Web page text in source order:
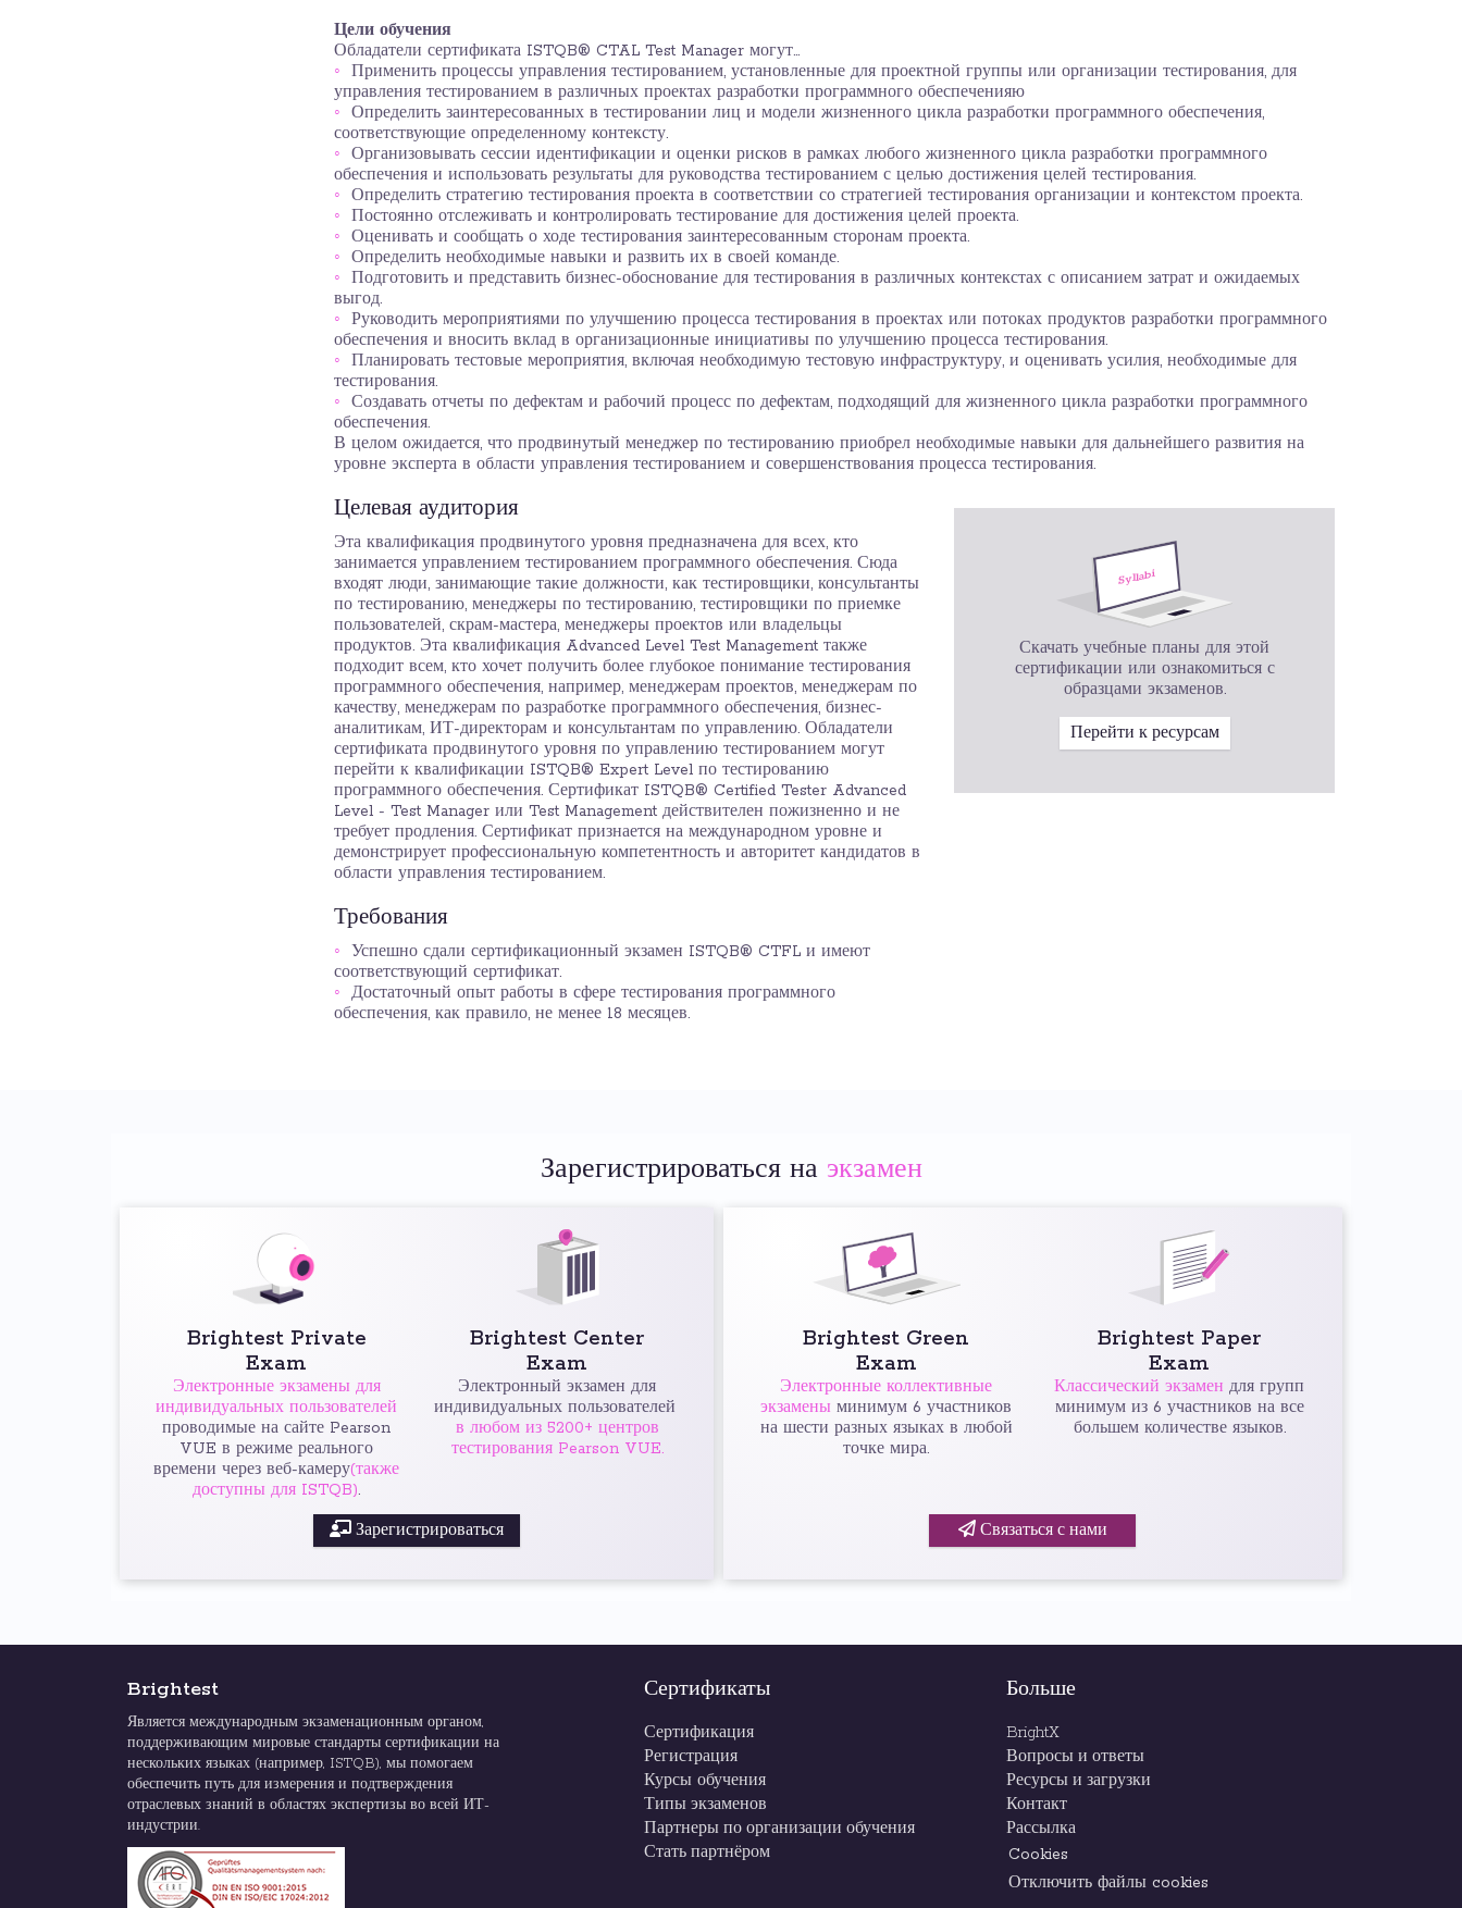
Цели обучения
Обладатели сертификата ISTQB® CTAL Test Manager могут...
Применить процессы управления тестированием, установленные для проектной группы или организации тестирования, для
управления тестированием в различных проектах разработки программного обеспеченияю
Определить заинтересованных в тестировании лиц и модели жизненного цикла разработки программного обеспечения,
соответствующие определенному контексту.
Организовывать сессии идентификации и оценки рисков в рамках любого жизненного цикла разработки программного
обеспечения и использовать результаты для руководства тестированием с целью достижения целей тестирования.
Определить стратегию тестирования проекта в соответствии со стратегией тестирования организации и контекстом проекта.
Постоянно отслеживать и контролировать тестирование для достижения целей проекта.
Оценивать и сообщать о ходе тестирования заинтересованным сторонам проекта.
Определить необходимые навыки и развить их в своей команде.
Подготовить и представить бизнес-обоснование для тестирования в различных контекстах с описанием затрат и ожидаемых
выгод.
Руководить мероприятиями по улучшению процесса тестирования в проектах или потоках продуктов разработки программного
обеспечения и вносить вклад в организационные инициативы по улучшению процесса тестирования.
Планировать тестовые мероприятия, включая необходимую тестовую инфраструктуру, и оценивать усилия, необходимые для
тестирования.
Создавать отчеты по дефектам и рабочий процесс по дефектам, подходящий для жизненного цикла разработки программного
обеспечения.
В целом ожидается, что продвинутый менеджер по тестированию приобрел необходимые навыки для дальнейшего развития на
уровне эксперта в области управления тестированием и совершенствования процесса тестирования.
Целевая аудитория
Эта квалификация продвинутого уровня предназначена для всех, кто
занимается управлением тестированием программного обеспечения. Сюда
входят люди, занимающие такие должности, как тестировщики, консультанты
по тестированию, менеджеры по тестированию, тестировщики по приемке
пользователей, скрам-мастера, менеджеры проектов или владельцы
продуктов. Эта квалификация Advanced Level Test Management также
подходит всем, кто хочет получить более глубокое понимание тестирования
программного обеспечения, например, менеджерам проектов, менеджерам по
качеству, менеджерам по разработке программного обеспечения, бизнес-
аналитикам, ИТ-директорам и консультантам по управлению. Обладатели
сертификата продвинутого уровня по управлению тестированием могут
перейти к квалификации ISTQB® Expert Level по тестированию
программного обеспечения. Сертификат ISTQB® Certified Tester Advanced
Level - Test Manager или Test Management действителен пожизненно и не
требует продления. Сертификат признается на международном уровне и
демонстрирует профессиональную компетентность и авторитет кандидатов в
области управления тестированием.
Требования
Успешно сдали сертификационный экзамен ISTQB® CTFL и имеют
соответствующий сертификат.
Достаточный опыт работы в сфере тестирования программного
обеспечения, как правило, не менее 18 месяцев.
Скачать учебные планы для этой
сертификации или ознакомиться с
образцами экзаменов.
Перейти к ресурсам
Зарегистрироваться на экзамен
Brightest Private
Exam
Электронные экзамены для
индивидуальных пользователей
проводимые на сайте Pearson
VUE в режиме реального
времени через веб-камеру(также
доступны для ISTQB).
Brightest Center
Exam
Электронный экзамен для
индивидуальных пользователей
в любом из 5200+ центров
тестирования Pearson VUE.
Зарегистрироваться
Brightest Green
Exam
Электронные коллективные
экзамены минимум 6 участников
на шести разных языках в любой
точке мира.
Brightest Paper
Exam
Классический экзамен для групп
минимум из 6 участников на все
большем количестве языков.
Связаться с нами
Brightest
Является международным экзаменационным органом,
поддерживающим мировые стандарты сертификации на
нескольких языках (например, ISTQB), мы помогаем
обеспечить путь для измерения и подтверждения
отраслевых знаний в областях экспертизы во всей ИТ-
индустрии.
Сертификаты
Сертификация
Регистрация
Курсы обучения
Типы экзаменов
Партнеры по организации обучения
Стать партнёром
Больше
BrightX
Вопросы и ответы
Ресурсы и загрузки
Контакт
Рассылка
Cookies
Отключить файлы cookies